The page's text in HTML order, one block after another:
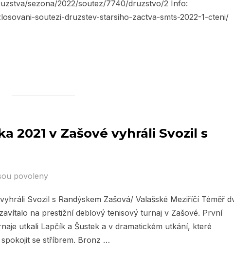
sezona/2022/soutez/7740/druzstvo/2 Info:
soutezi-druzstev-starsiho-zactva-smts-2022-1-cteni/
2021 v Zašové vyhráli Svozil s
povoleny
Svozil s Randýskem Zašová/ Valašské Meziříčí Téměř
na prestižní deblový tenisový turnaj v Zašové. První
utkali Lapčík a Šustek a v dramatickém utkání, které
se stříbrem. Bronz …